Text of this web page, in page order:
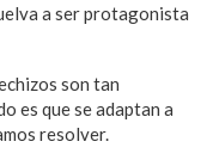
a ser protagonista
son tan
es que se adaptan a
resolver.